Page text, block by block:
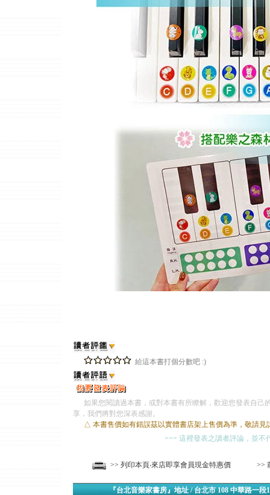
給這本書打個分數吧 :)
如果您閱讀過本書，或對本書有所瞭解，歡迎您發表自己
享，我們將對您深表感謝。
△ 本書售價如有錯誤茲以實體書店架上售價為準，敬請見
=== 這裡發表之讀者評論，並不
>> 列印本頁‧來店即享會員現金特惠價 >>
『台北音樂家書房』地址 / 台北市 108 中華路一段